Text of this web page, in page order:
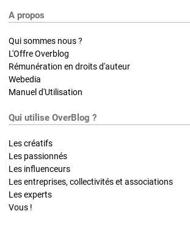
A propos
Qui sommes nous ?
L'Offre Overblog
Rémunération en droits d'auteur
Webedia
Manuel d'Utilisation
Qui utilise OverBlog ?
Les créatifs
Les passionnés
Les influenceurs
Les entreprises, collectivités et associations
Les experts
Vous !